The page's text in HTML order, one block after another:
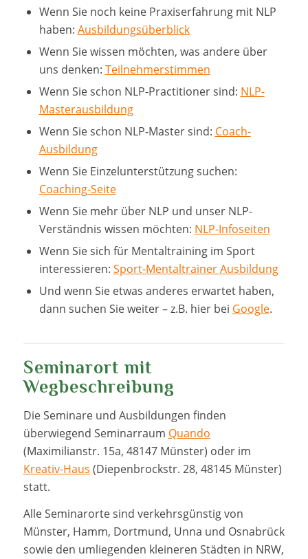
Wenn Sie noch keine Praxiserfahrung mit NLP
haben: Ausbildungsüberblick
Wenn Sie wissen möchten, was andere über
uns denken: Teilnehmerstimmen
Wenn Sie schon NLP-Practitioner sind: NLP-
Masterausbildung
Wenn Sie schon NLP-Master sind: Coach-
Ausbildung
Wenn Sie Einzelunterstützung suchen:
Coaching-Seite
Wenn Sie mehr über NLP und unser NLP-
Verständnis wissen möchten: NLP-Infoseiten
Wenn Sie sich für Mentaltraining im Sport
interessieren: Sport-Mentaltrainer Ausbildung
Und wenn Sie etwas anderes erwartet haben,
dann suchen Sie weiter – z.B. hier bei Google.
Seminarort mit
Wegbeschreibung
Die Seminare und Ausbildungen finden
überwiegend Seminarraum Quando
(Maximilianstr. 15a, 48147 Münster) oder im
Kreativ-Haus (Diepenbrockstr. 28, 48145 Münster)
statt.
Alle Seminarorte sind verkehrsgünstig von
Münster, Hamm, Dortmund, Unna und Osnabrück
sowie den umliegenden kleineren Städten in NRW,